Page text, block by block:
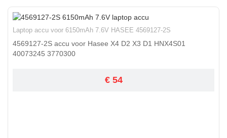
Laptop accu voor 6150mAh 7.6V HASEE 4569127-2S
4569127-2S accu voor Hasee X4 D2 X3 D1 HNX4S01
40073245 3770300
€ 54